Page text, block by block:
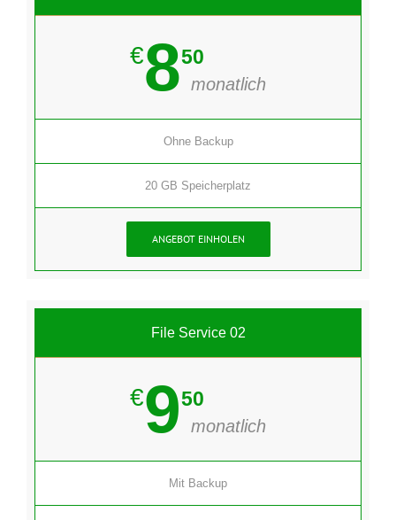
€850
monatlich
Ohne Backup
20 GB Speicherplatz
ANGEBOT EINHOLEN
File Service 02
€950
monatlich
Mit Backup